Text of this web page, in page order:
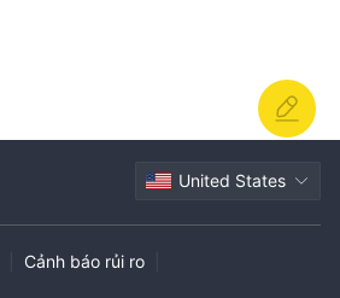
United States
Cảnh báo rủi ro